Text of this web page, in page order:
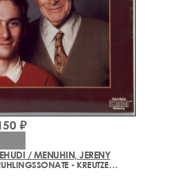
/ MENUHIN, JERENY
– BEETHOVEN - FRUHLINGSSONATE - KREUTZERSONATE
₽